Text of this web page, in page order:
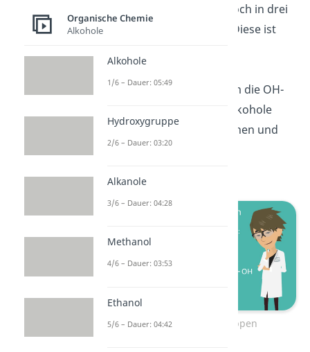
Die Alkohole kann man noch in drei
Untergruppen einteilen: Diese ist
Wasserstoffnachbarn des
Kohlenstoffatoms, an dem die OH-
Gruppe hängt. Primäre Alkohole
haben zwei, sekundäre einen und
tertiäre keinen
Alkohole – Untergruppen
Organische Chemie
Alkohole
Alkohole
1/6 – Dauer: 05:49
Hydroxygruppe
2/6 – Dauer: 03:20
Alkanole
3/6 – Dauer: 04:28
Methanol
4/6 – Dauer: 03:53
Ethanol
5/6 – Dauer: 04:42